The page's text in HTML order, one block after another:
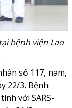
bệnh viện Lao
số 117, nam,
22/3. Bệnh
với SARS-